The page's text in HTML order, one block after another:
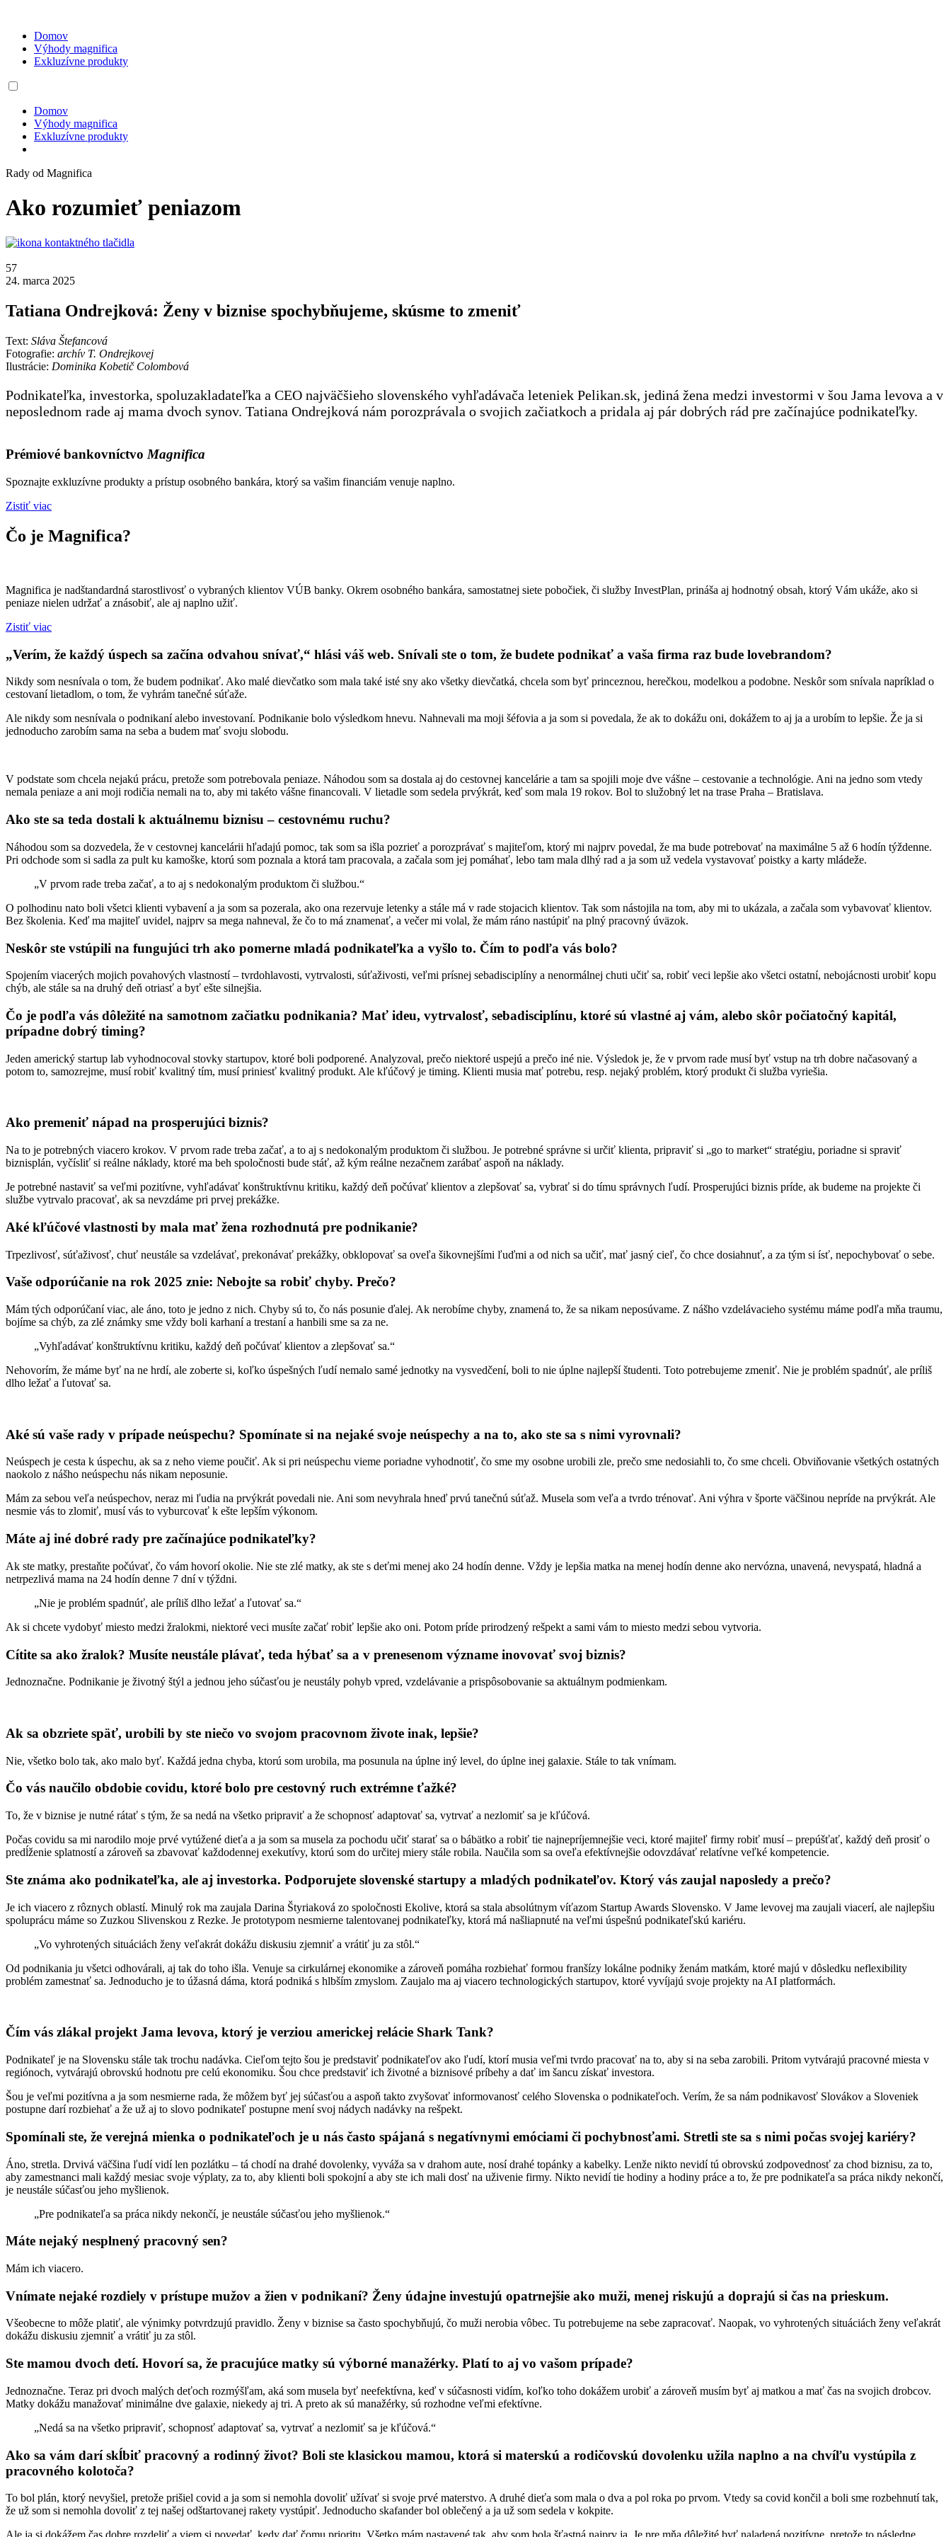
Domov
Výhody magnifica
Exkluzívne produkty
Domov
Výhody magnifica
Exkluzívne produkty
Rady od Magnifica
Ako rozumieť peniazom
57
24. marca 2025
Tatiana Ondrejková: Ženy v biznise spochybňujeme, skúsme to zmeniť
Text: Sláva Štefancová
Fotografie: archív T. Ondrejkovej
Ilustrácie: Dominika Kobetič Colombová
Podnikateľka, investorka, spoluzakladateľka a CEO najväčšieho slovenského vyhľadávača leteniek Pelikan.sk, jediná žena medzi investormi v šou Jama levova a v
neposlednom rade aj mama dvoch synov. Tatiana Ondrejková nám porozprávala o svojich začiatkoch a pridala aj pár dobrých rád pre začínajúce podnikateľky.
Prémiové bankovníctvoMagnifica
Spoznajte exkluzívne produkty a prístup osobného bankára, ktorý sa vašim financiám venuje naplno.
Zistiť viac
Čo je Magnifica?
Magnifica je nadštandardná starostlivosť o vybraných klientov VÚB banky. Okrem osobného bankára, samostatnej siete pobočiek, či služby InvestPlan, prináša aj hodnotný obsah, ktorý Vám ukáže, ako si
peniaze nielen udržať a znásobiť, ale aj naplno užiť.
Zistiť viac
„Verím, že každý úspech sa začína odvahou snívať,“ hlási váš web. Snívali ste o tom, že budete podnikať a vaša firma raz bude lovebrandom?
Nikdy som nesnívala o tom, že budem podnikať. Ako malé dievčatko som mala také isté sny ako všetky dievčatká, chcela som byť princeznou, herečkou, modelkou a podobne. Neskôr som snívala napríklad o
cestovaní lietadlom, o tom, že vyhrám tanečné súťaže.
Ale nikdy som nesnívala o podnikaní alebo investovaní. Podnikanie bolo výsledkom hnevu. Nahnevali ma moji šéfovia a ja som si povedala, že ak to dokážu oni, dokážem to aj ja a urobím to lepšie. Že ja si
jednoducho zarobím sama na seba a budem mať svoju slobodu.
V podstate som chcela nejakú prácu, pretože som potrebovala peniaze. Náhodou som sa dostala aj do cestovnej kancelárie a tam sa spojili moje dve vášne – cestovanie a technológie. Ani na jedno som vtedy
nemala peniaze a ani moji rodičia nemali na to, aby mi takéto vášne financovali. V lietadle som sedela prvýkrát, keď som mala 19 rokov. Bol to služobný let na trase Praha – Bratislava.
Ako ste sa teda dostali k aktuálnemu biznisu – cestovnému ruchu?
Náhodou som sa dozvedela, že v cestovnej kancelárii hľadajú pomoc, tak som sa išla pozrieť a porozprávať s majiteľom, ktorý mi najprv povedal, že ma bude potrebovať na maximálne 5 až 6 hodín týždenne.
Pri odchode som si sadla za pult ku kamoške, ktorú som poznala a ktorá tam pracovala, a začala som jej pomáhať, lebo tam mala dlhý rad a ja som už vedela vystavovať poistky a karty mládeže.
„V prvom rade treba začať, a to aj s nedokonalým produktom či službou.“
O polhodinu nato boli všetci klienti vybavení a ja som sa pozerala, ako ona rezervuje letenky a stále má v rade stojacich klientov. Tak som nástojila na tom, aby mi to ukázala, a začala som vybavovať klientov.
Bez školenia. Keď ma majiteľ uvidel, najprv sa mega nahneval, že čo to má znamenať, a večer mi volal, že mám ráno nastúpiť na plný pracovný úväzok.
Neskôr ste vstúpili na fungujúci trh ako pomerne mladá podnikateľka a vyšlo to. Čím to podľa vás bolo?
Spojením viacerých mojich povahových vlastností – tvrdohlavosti, vytrvalosti, súťaživosti, veľmi prísnej sebadisciplíny a nenormálnej chuti učiť sa, robiť veci lepšie ako všetci ostatní, nebojácnosti urobiť kopu
chýb, ale stále sa na druhý deň otriasť a byť ešte silnejšia.
Čo je podľa vás dôležité na samotnom začiatku podnikania? Mať ideu, vytrvalosť, sebadisciplínu, ktoré sú vlastné aj vám, alebo skôr počiatočný kapitál,
prípadne dobrý timing?
Jeden americký startup lab vyhodnocoval stovky startupov, ktoré boli podporené. Analyzoval, prečo niektoré uspejú a prečo iné nie. Výsledok je, že v prvom rade musí byť vstup na trh dobre načasovaný a
potom to, samozrejme, musí robiť kvalitný tím, musí priniesť kvalitný produkt. Ale kľúčový je timing. Klienti musia mať potrebu, resp. nejaký problém, ktorý produkt či služba vyriešia.
Ako premeniť nápad na prosperujúci biznis?
Na to je potrebných viacero krokov. V prvom rade treba začať, a to aj s nedokonalým produktom či službou. Je potrebné správne si určiť klienta, pripraviť si „go to market“ stratégiu, poriadne si spraviť
biznisplán, vyčísliť si reálne náklady, ktoré ma beh spoločnosti bude stáť, až kým reálne nezačnem zarábať aspoň na náklady.
Je potrebné nastaviť sa veľmi pozitívne, vyhľadávať konštruktívnu kritiku, každý deň počúvať klientov a zlepšovať sa, vybrať si do tímu správnych ľudí. Prosperujúci biznis príde, ak budeme na projekte či
službe vytrvalo pracovať, ak sa nevzdáme pri prvej prekážke.
Aké kľúčové vlastnosti by mala mať žena rozhodnutá pre podnikanie?
Trpezlivosť, súťaživosť, chuť neustále sa vzdelávať, prekonávať prekážky, obklopovať sa oveľa šikovnejšími ľuďmi a od nich sa učiť, mať jasný cieľ, čo chce dosiahnuť, a za tým si ísť, nepochybovať o sebe.
Vaše odporúčanie na rok 2025 znie: Nebojte sa robiť chyby. Prečo?
Mám tých odporúčaní viac, ale áno, toto je jedno z nich. Chyby sú to, čo nás posunie ďalej. Ak nerobíme chyby, znamená to, že sa nikam neposúvame. Z nášho vzdelávacieho systému máme podľa mňa traumu,
bojíme sa chýb, za zlé známky sme vždy boli karhaní a trestaní a hanbili sme sa za ne.
„Vyhľadávať konštruktívnu kritiku, každý deň počúvať klientov a zlepšovať sa.“
Nehovorím, že máme byť na ne hrdí, ale zoberte si, koľko úspešných ľudí nemalo samé jednotky na vysvedčení, boli to nie úplne najlepší študenti. Toto potrebujeme zmeniť. Nie je problém spadnúť, ale príliš
dlho ležať a ľutovať sa.
Aké sú vaše rady v prípade neúspechu? Spomínate si na nejaké svoje neúspechy a na to, ako ste sa s nimi vyrovnali?
Neúspech je cesta k úspechu, ak sa z neho vieme poučiť. Ak si pri neúspechu vieme poriadne vyhodnotiť, čo sme my osobne urobili zle, prečo sme nedosiahli to, čo sme chceli. Obviňovanie všetkých ostatných
naokolo z nášho neúspechu nás nikam neposunie.
Mám za sebou veľa neúspechov, neraz mi ľudia na prvýkrát povedali nie. Ani som nevyhrala hneď prvú tanečnú súťaž. Musela som veľa a tvrdo trénovať. Ani výhra v športe väčšinou nepríde na prvýkrát. Ale
nesmie vás to zlomiť, musí vás to vyburcovať k ešte lepším výkonom.
Máte aj iné dobré rady pre začínajúce podnikateľky?
Ak ste matky, prestaňte počúvať, čo vám hovorí okolie. Nie ste zlé matky, ak ste s deťmi menej ako 24 hodín denne. Vždy je lepšia matka na menej hodín denne ako nervózna, unavená, nevyspatá, hladná a
netrpezlivá mama na 24 hodín denne 7 dní v týždni.
„Nie je problém spadnúť, ale príliš dlho ležať a ľutovať sa.“
Ak si chcete vydobyť miesto medzi žralokmi, niektoré veci musíte začať robiť lepšie ako oni. Potom príde prirodzený rešpekt a sami vám to miesto medzi sebou vytvoria.
Cítite sa ako žralok? Musíte neustále plávať, teda hýbať sa a v prenesenom význame inovovať svoj biznis?
Jednoznačne. Podnikanie je životný štýl a jednou jeho súčasťou je neustály pohyb vpred, vzdelávanie a prispôsobovanie sa aktuálnym podmienkam.
Ak sa obzriete späť, urobili by ste niečo vo svojom pracovnom živote inak, lepšie?
Nie, všetko bolo tak, ako malo byť. Každá jedna chyba, ktorú som urobila, ma posunula na úplne iný level, do úplne inej galaxie. Stále to tak vnímam.
Čo vás naučilo obdobie covidu, ktoré bolo pre cestovný ruch extrémne ťažké?
To, že v biznise je nutné rátať s tým, že sa nedá na všetko pripraviť a že schopnosť adaptovať sa, vytrvať a nezlomiť sa je kľúčová.
Počas covidu sa mi narodilo moje prvé vytúžené dieťa a ja som sa musela za pochodu učiť starať sa o bábätko a robiť tie najnepríjemnejšie veci, ktoré majiteľ firmy robiť musí – prepúšťať, každý deň prosiť o
predĺženie splatností a zároveň sa zbavovať každodennej exekutívy, ktorú som do určitej miery stále robila. Naučila som sa oveľa efektívnejšie odovzdávať relatívne veľké kompetencie.
Ste známa ako podnikateľka, ale aj investorka. Podporujete slovenské startupy a mladých podnikateľov. Ktorý vás zaujal naposledy a prečo?
Je ich viacero z rôznych oblastí. Minulý rok ma zaujala Darina Štyriaková zo spoločnosti Ekolive, ktorá sa stala absolútnym víťazom Startup Awards Slovensko. V Jame levovej ma zaujali viacerí, ale najlepšiu
spoluprácu máme so Zuzkou Slivenskou z Rezke. Je prototypom nesmierne talentovanej podnikateľky, ktorá má našliapnuté na veľmi úspešnú podnikateľskú kariéru.
„Vo vyhrotených situáciách ženy veľakrát dokážu diskusiu zjemniť a vrátiť ju za stôl.“
Od podnikania ju všetci odhovárali, aj tak do toho išla. Venuje sa cirkulárnej ekonomike a zároveň pomáha rozbiehať formou franšízy lokálne podniky ženám matkám, ktoré majú v dôsledku neflexibility
problém zamestnať sa. Jednoducho je to úžasná dáma, ktorá podniká s hlbším zmyslom. Zaujalo ma aj viacero technologických startupov, ktoré vyvíjajú svoje projekty na AI platformách.
Čím vás zlákal projekt Jama levova, ktorý je verziou americkej relácie Shark Tank?
Podnikateľ je na Slovensku stále tak trochu nadávka. Cieľom tejto šou je predstaviť podnikateľov ako ľudí, ktorí musia veľmi tvrdo pracovať na to, aby si na seba zarobili. Pritom vytvárajú pracovné miesta v
regiónoch, vytvárajú obrovskú hodnotu pre celú ekonomiku. Šou chce predstaviť ich životné a biznisové príbehy a dať im šancu získať investora.
Šou je veľmi pozitívna a ja som nesmierne rada, že môžem byť jej súčasťou a aspoň takto zvyšovať informovanosť celého Slovenska o podnikateľoch. Verím, že sa nám podnikavosť Slovákov a Sloveniek
postupne darí rozbiehať a že už aj to slovo podnikateľ postupne mení svoj nádych nadávky na rešpekt.
Spomínali ste, že verejná mienka o podnikateľoch je u nás často spájaná s negatívnymi emóciami či pochybnosťami. Stretli ste sa s nimi počas svojej kariéry?
Áno, stretla. Drvivá väčšina ľudí vidí len pozlátku – tá chodí na drahé dovolenky, vyváža sa v drahom aute, nosí drahé topánky a kabelky. Lenže nikto nevidí tú obrovskú zodpovednosť za chod biznisu, za to,
aby zamestnanci mali každý mesiac svoje výplaty, za to, aby klienti boli spokojní a aby ste ich mali dosť na uživenie firmy. Nikto nevidí tie hodiny a hodiny práce a to, že pre podnikateľa sa práca nikdy nekončí,
je neustále súčasťou jeho myšlienok.
„Pre podnikateľa sa práca nikdy nekončí, je neustále súčasťou jeho myšlienok.“
Máte nejaký nesplnený pracovný sen?
Mám ich viacero.
Vnímate nejaké rozdiely v prístupe mužov a žien v podnikaní? Ženy údajne investujú opatrnejšie ako muži, menej riskujú a doprajú si čas na prieskum.
Všeobecne to môže platiť, ale výnimky potvrdzujú pravidlo. Ženy v biznise sa často spochybňujú, čo muži nerobia vôbec. Tu potrebujeme na sebe zapracovať. Naopak, vo vyhrotených situáciách ženy veľakrát
dokážu diskusiu zjemniť a vrátiť ju za stôl.
Ste mamou dvoch detí. Hovorí sa, že pracujúce matky sú výborné manažérky. Platí to aj vo vašom prípade?
Jednoznačne. Teraz pri dvoch malých deťoch rozmýšľam, aká som musela byť neefektívna, keď v súčasnosti vidím, koľko toho dokážem urobiť a zároveň musím byť aj matkou a mať čas na svojich drobcov.
Matky dokážu manažovať minimálne dve galaxie, niekedy aj tri. A preto ak sú manažérky, sú rozhodne veľmi efektívne.
„Nedá sa na všetko pripraviť, schopnosť adaptovať sa, vytrvať a nezlomiť sa je kľúčová.“
Ako sa vám darí skĺbiť pracovný a rodinný život? Boli ste klasickou mamou, ktorá si materskú a rodičovskú dovolenku užila naplno a na chvíľu vystúpila z
pracovného kolotoča?
To bol plán, ktorý nevyšiel, pretože prišiel covid a ja som si nemohla dovoliť užívať si svoje prvé materstvo. A druhé dieťa som mala o dva a pol roka po prvom. Vtedy sa covid končil a boli sme rozbehnutí tak,
že už som si nemohla dovoliť z tej našej odštartovanej rakety vystúpiť. Jednoducho skafander bol oblečený a ja už som sedela v kokpite.